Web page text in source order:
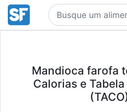
Mandioca farofa
Calorias e